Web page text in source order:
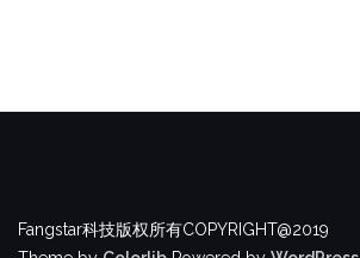
Fangstar科技版权所有COPYRIGHT@2019